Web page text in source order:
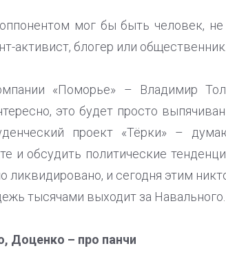
мог бы быть человек,
активист, блогер или общественник.
«Поморье» – Владимир
это будет просто
проект «Тёрки» –
и обсудить политические
и сегодня этим
тысячами выходит за Навального.
Доценко – про панчи